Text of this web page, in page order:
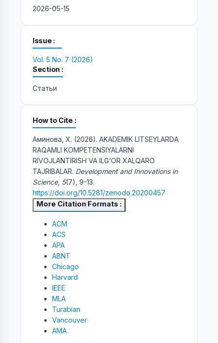
2026-05-15
Issue
Vol. 5 No. 7 (2026)
Section
Статьи
How to Cite
Аминова, Х. (2026). AKADEMIK LITSEYLARDA
RAQAMLI KOMPETENSIYALARNI
RIVOJLANTIRISH VA ILG‘OR XALQARO
TAJRIBALAR. Development and Innovations in
Science, 5(7), 9-13.
https://doi.org/10.5281/zenodo.20200457
More Citation Formats
ACM
ACS
APA
ABNT
Chicago
Harvard
IEEE
MLA
Turabian
Vancouver
AMA